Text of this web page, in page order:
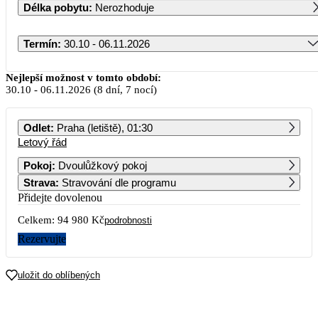
Délka pobytu: Nerozhoduje
Termín: 30.10 - 06.11.2026
Říjen 2026
PO ÚT ST ČT PÁ SO NE
5 6 7 8
12 13 14
19 20 21 22 23 24 25
Nejlepší možnost v tomto období:
30.10 - 06.11.2026 (8 dní, 7 nocí)
Odlet: Praha (letiště), 01:30
Letový řád
Pokoj: Dvoulůžkový pokoj
Strava: Stravování dle programu
Přidejte dovolenou
Celkem: 94 980 Kčpodrobnosti
Rezervujte
uložit do oblíbených